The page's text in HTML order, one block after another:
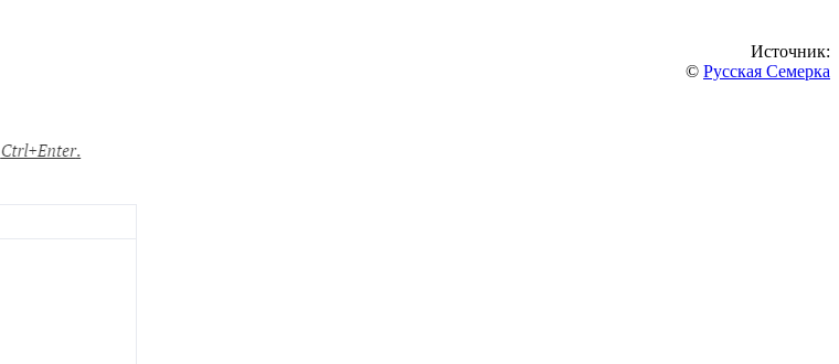
Источник:
© Русская Семерка